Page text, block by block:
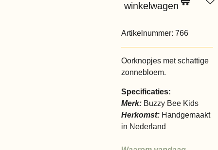
winkelwagen
Artikelnummer: 766
Oorknopjes met schattige
zonnebloem.
Specificaties:
Merk: Buzzy Bee Kids
Herkomst: Handgemaakt
in Nederland